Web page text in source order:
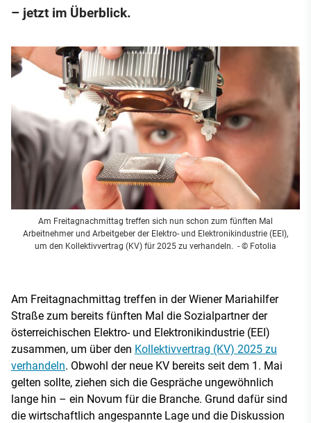
– jetzt im Überblick.
Am Freitagnachmittag treffen sich nun schon zum fünften Mal
Arbeitnehmer und Arbeitgeber der Elektro- und Elektronikindustrie (EEI),
um den Kollektivvertrag (KV) für 2025 zu verhandeln. - © Fotolia
Am Freitagnachmittag treffen in der Wiener Mariahilfer
Straße zum bereits fünften Mal die Sozialpartner der
österreichischen Elektro- und Elektronikindustrie (EEI)
zusammen, um über den Kollektivvertrag (KV) 2025 zu
verhandeln. Obwohl der neue KV bereits seit dem 1. Mai
gelten sollte, ziehen sich die Gespräche ungewöhnlich
lange hin – ein Novum für die Branche. Grund dafür sind
die wirtschaftlich angespannte Lage und die Diskussion